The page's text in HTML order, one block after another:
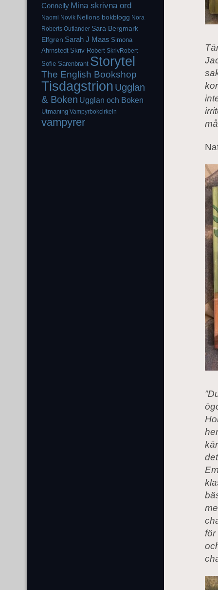
Connelly Mina skrivna ord
Naomi Novik Nellons bokblogg Nora
Roberts Outlander Sara Bergmark
Elfgren Sarah J Maas Simona
Ahrnstedt Skriv-Robert SkrivRobert
Sofie Sarenbrant Storytel
The English Bookshop
Tisdagstrion Ugglan
& Boken Ugglan och Boken
Utmaning Vampyrbokcirkeln
vampyrer